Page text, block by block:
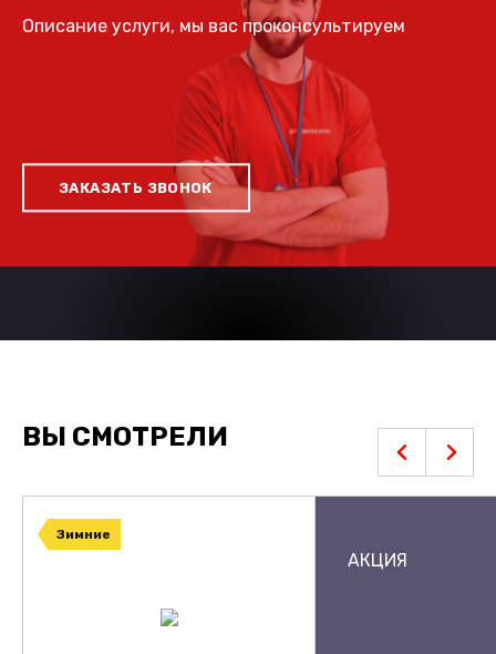
Описание услуги, мы вас проконсультируем
ЗАКАЗАТЬ ЗВОНОК
ВЫ СМОТРЕЛИ
Зимние
АКЦИЯ